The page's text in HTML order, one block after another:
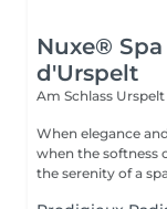
Nuxe®
d'Urspelt
Am Schlass Urspelt
When elegance
when the softness
the serenity of a